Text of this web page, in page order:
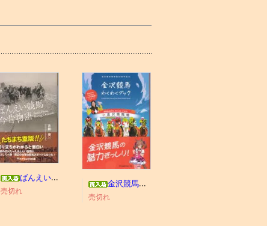
ばんえい競馬今昔物語
売切れ
金沢競馬わくわくブック
売切れ